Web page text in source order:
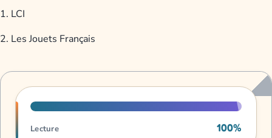
1. LCI
2. Les Jouets Français
Progression de lecture
Lecture 100%